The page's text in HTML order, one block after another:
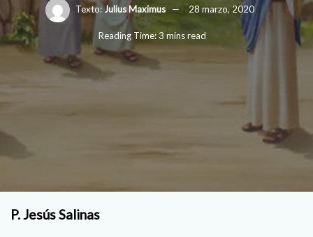
Texto:Julius Maximus 28 marzo, 2020
Reading Time: 3 mins read
P. Jesús Salinas